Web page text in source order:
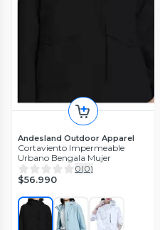
Andesland Outdoor Apparel
Cortaviento Impermeable
Urbano Bengala Mujer
0(0)
$56.990